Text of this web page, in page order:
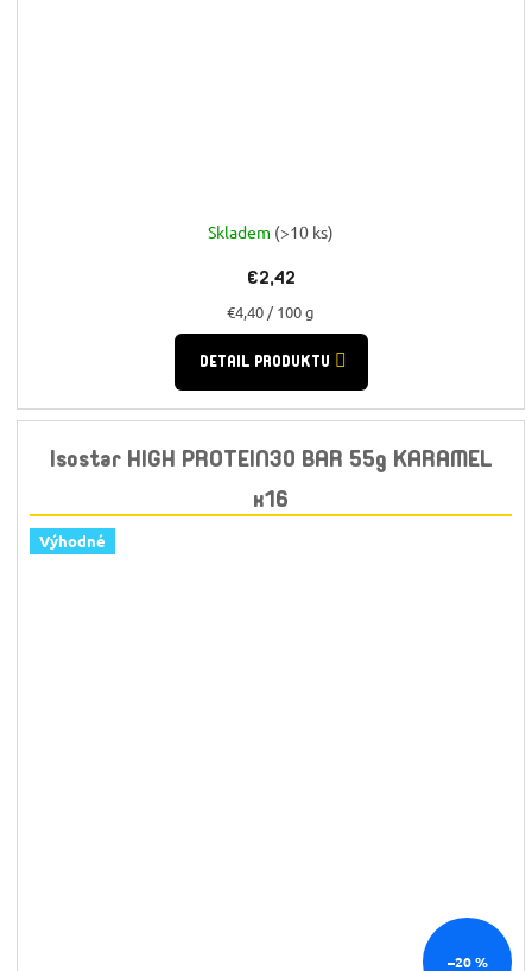
Skladem (>10 ks)
€2,42
Jednotková
cena:
€4,40 / 100 g
DETAIL PRODUKTU
Isostar HIGH PROTEIN30 BAR 55g KARAMEL
x16
Výhodné
–20 %